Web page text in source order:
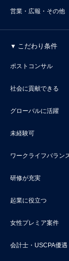
営業・広報・その他
こだわり条件
ポストコンサル
社会に貢献できる
グローバルに活躍
未経験可
ワークライフバラン
研修が充実
起業に役立つ
女性プレミア案件
会計士・USCPA優遇